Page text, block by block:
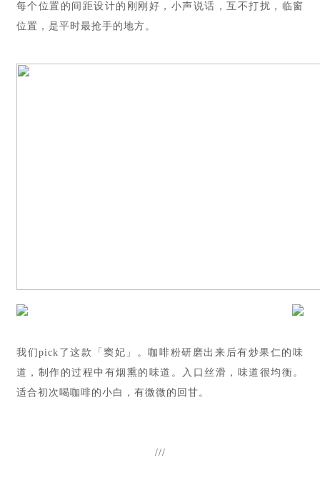
每个位置的间距设计的刚刚好，小声说话，互不打扰，临窗
位置，是平时最抢手的地方。
我们pick了这款「窦妃」。咖啡粉研磨出来后有炒果仁的味
道，制作的过程中有烟熏的味道。入口丝滑，味道很均衡。
适合初次喝咖啡的小白，有微微的回甘。
///